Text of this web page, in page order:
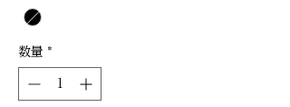
数量 *